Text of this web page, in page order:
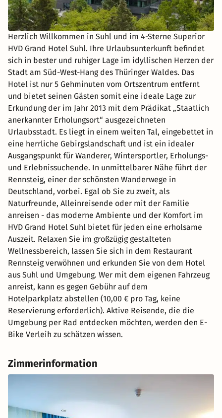
Herzlich Willkommen in Suhl und im 4-Sterne Superior
HVD Grand Hotel Suhl. Ihre Urlaubsunterkunft befindet
sich in bester und ruhiger Lage im idyllischen Herzen der
Stadt am Süd-West-Hang des Thüringer Waldes. Das
Hotel ist nur 5 Gehminuten vom Ortszentrum entfernt
und bietet seinen Gästen somit eine ideale Lage zur
Erkundung der im Jahr 2013 mit dem Prädikat „Staatlich
anerkannter Erholungsort“ ausgezeichneten
Urlaubsstadt. Es liegt in einem weiten Tal, eingebettet in
eine herrliche Gebirgslandschaft und ist ein idealer
Ausgangspunkt für Wanderer, Wintersportler, Erholungs-
und Erlebnissuchende. In unmittelbarer Nähe führt der
Rennsteig, einer der schönsten Wanderwege in
Deutschland, vorbei. Egal ob Sie zu zweit, als
Naturfreunde, Alleinreisende oder mit der Familie
anreisen - das moderne Ambiente und der Komfort im
HVD Grand Hotel Suhl bietet für jeden eine erholsame
Auszeit. Relaxen Sie im großzügig gestalteten
Wellnessbereich, lassen Sie sich in dem Restaurant
Rennsteig verwöhnen und erkunden Sie von dem Hotel
aus Suhl und Umgebung. Wer mit dem eigenen Fahrzeug
anreist, kann es gegen Gebühr auf dem
Hotelparkplatz abstellen (10,00 € pro Tag, keine
Reservierung erforderlich). Aktive Reisende, die die
Umgebung per Rad entdecken möchten, werden den E-
Bike Verleih zu schätzen wissen.
Zimmerinformation